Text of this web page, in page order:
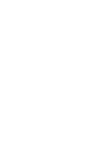
vacaciones en
(a menos de 5
Blanca
de la Vila, Denia),
(Pueblo de Denia),
lugar histórico
de 10 kilómetros del